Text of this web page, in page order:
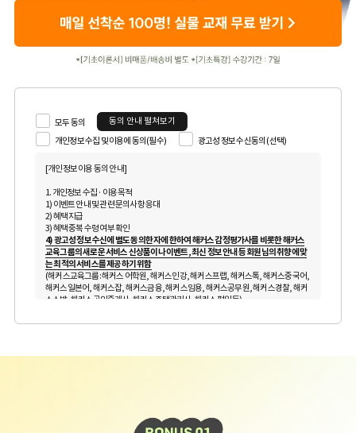
모두 동의
동의 안내 펼쳐보기
개인정보 수집 및 이용에 동의(필수)
광고성 정보 수신동의 (선택)
[개인정보 이용 동의 안내]
1. 개인정보 수집 · 이용 목적
1) 이벤트 안내 및 관련 문의사항 응대
2) 혜택 지급
3) 혜택 중복 수령 여부 확인
4) 광고성 정보 수신에 별도 동의한 자에 한하여 해커스 감정평가사를 비롯한 해커스
교육그룹의 새로운 서비스 신상품이나 이벤트, 최신 정보 안내 등 회원님의 취향에 맞
는 최적의 서비스를 제공하기 위함
(해커스교육그룹: 해커스 어학원, 해커스인강, 해커스프랩, 해커스톡, 해커스중국어,
해커스일본어, 해커스잡, 해커스금융, 해커스임용, 해커스공무원, 해커스경찰, 해커
스소방, 해커스공인중개사, 해커스주택관리사, 해커스편입 등)
2. 개인정보 수집·이용 항목: 이름, 휴대폰번호, 이메일
벤트 참여일로부터 2년 이내 회원 탈퇴한 경우에는 참여일로부터 2년 동안 보관 후 파